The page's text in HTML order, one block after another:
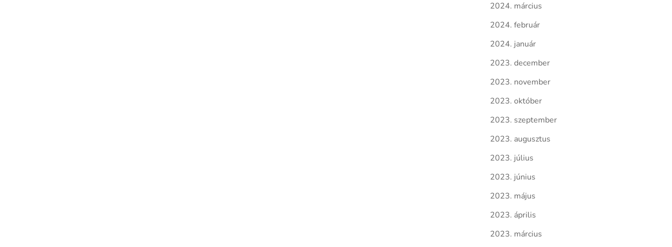
2024. március
2024. február
2024. január
2023. december
2023. november
2023. október
2023. szeptember
2023. augusztus
2023. július
2023. június
2023. május
2023. április
2023. március